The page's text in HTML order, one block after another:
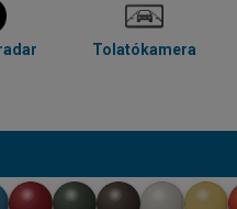
Tolatókamera